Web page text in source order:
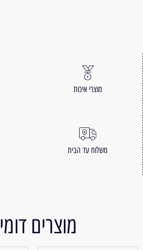
מוצרי איכות
משלוח עד הבית
מוצרים